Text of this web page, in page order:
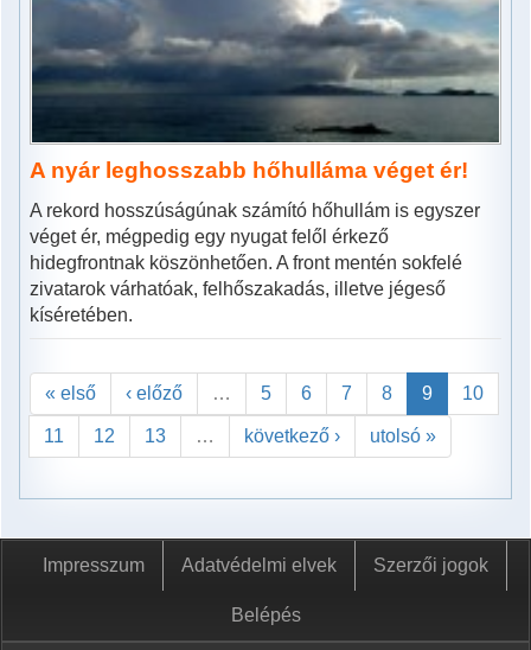
A nyár leghosszabb hőhulláma véget ér!
A rekord hosszúságúnak számító hőhullám is egyszer
véget ér, mégpedig egy nyugat felől érkező
hidegfrontnak köszönhetően. A front mentén sokfelé
zivatarok várhatóak, felhőszakadás, illetve jégeső
kíséretében.
« első ‹ előző … 5 6 7 8 9 10
11 12 13 … következő › utolsó »
Impresszum Adatvédelmi elvek Szerzői jogok
Belépés